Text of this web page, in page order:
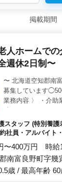
して、現場での
。社会保険完備で
役という方、
、原価管理など
近隣住人対応な
成功に導きます
以上の資格をお
上ある方を募集
、通勤手当も全額
っかり確保されて
掲載期間
人ホームで
週休2日制〜
〜 北海道空知郡南
募集しています
業務内容 〉 ・介助
ーションサポート
・完全週休2日制 皆
スタッフ (特別養護
社員・アルバイト
〜400万円 時給
南富良野町字幾
歳 / 最高年齢 60